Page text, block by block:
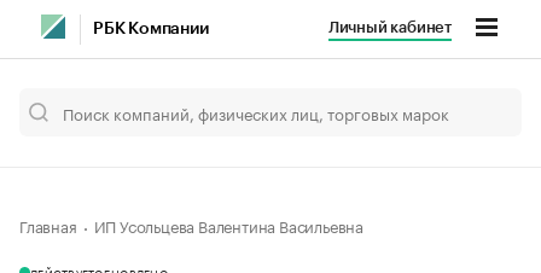
РБК Компании Личный кабинет
Главная ИП Усольцева Валентина Васильевна